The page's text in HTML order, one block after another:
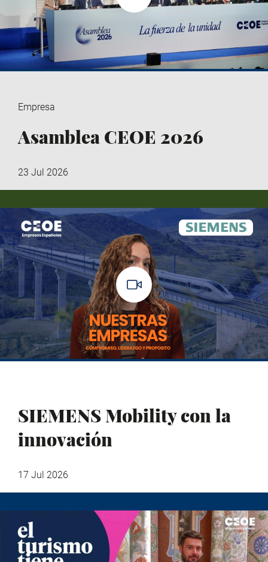
Empresa
Asamblea CEOE 2026
23 Jul 2026
SIEMENS Mobility con la
innovación
17 Jul 2026